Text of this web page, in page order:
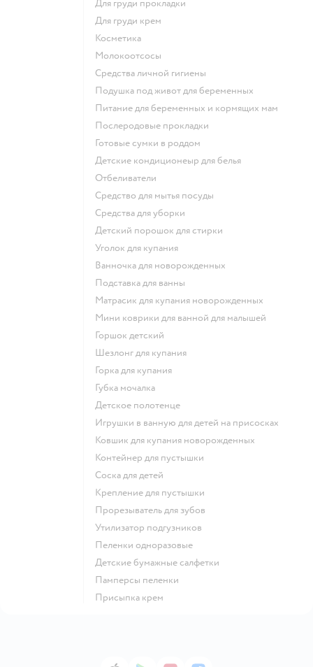
для груди прокладки
для груди крем
косметика
Молокоотсосы
средства личной гигиены
подушка под живот для беременных
питание для беременных и кормящих мам
послеродовые прокладки
готовые сумки в роддом
детские кондиционеыр для белья
отбеливатели
средство для мытья посуды
средства для уборки
детский порошок для стирки
уголок для купания
ванночка для новорожденных
подставка для ванны
матрасик для купания новорожденных
мини коврики для ванной для малышей
горшок детский
шезлонг для купания
горка для купания
губка мочалка
детское полотенце
игрушки в ванную для детей на присосках
ковшик для купания новорожденных
контейнер для пустышки
соска для детей
крепление для пустышки
прорезыватель для зубов
утилизатор подгузников
пеленки одноразовые
детские бумажные салфетки
памперсы пеленки
присыпка крем